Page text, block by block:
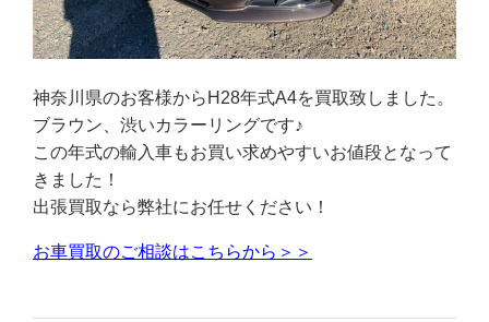
神奈川県のお客様からH28年式A4を買取致しました。
ブラウン、渋いカラーリングです♪
この年式の輸入車もお買い求めやすいお値段となって
きました！
出張買取なら弊社にお任せください！
お車買取のご相談はこちらから＞＞